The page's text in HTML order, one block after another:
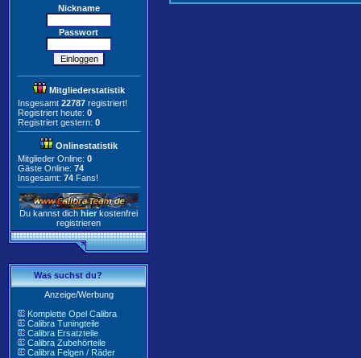
Nickname
Passwort
Mitgliederstatistik
Insgesamt 22787 registriert!
Registriert heute: 0
Registriert gestern: 0
Onlinestatistik
Mitglieder Online: 0
Gäste Online: 74
Insgesamt: 74 Fans!
Du kannst dich hier kostenfrei
registrieren
Was suchst du?
Anzeige/Werbung
Komplette Opel Calibra
Calibra Tuningteile
Calibra Ersatzteile
Calibra Zubehörteile
Calibra Felgen / Räder